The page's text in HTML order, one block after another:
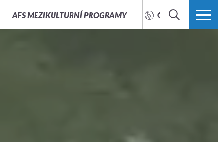
AFSMEZIKULTURNÍ PROGRAMY ČEŠTINA
HLEDAT VÍCE